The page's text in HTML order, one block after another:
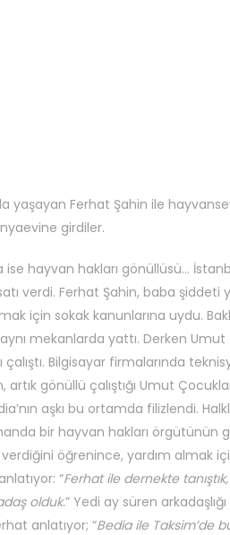
yaşayan Ferhat Şahin ile
girdiler.
ise hayvan hakları gönüllüsü…
verdi. Ferhat Şahin, baba
için sokak kanunlarına uydu.
mekanlarda yattı. Derken Umut
çalıştı. Bilgisayar firmalarında
gönüllü çalıştığı Umut
aşkı bu ortamda filizlendi.
bir hayvan hakları örgütünün
öğrenince, yardım almak
“Ferhat ile dernekte
olduk.” Yedi ay süren
anlatıyor; “Bedia ile Taksim’de